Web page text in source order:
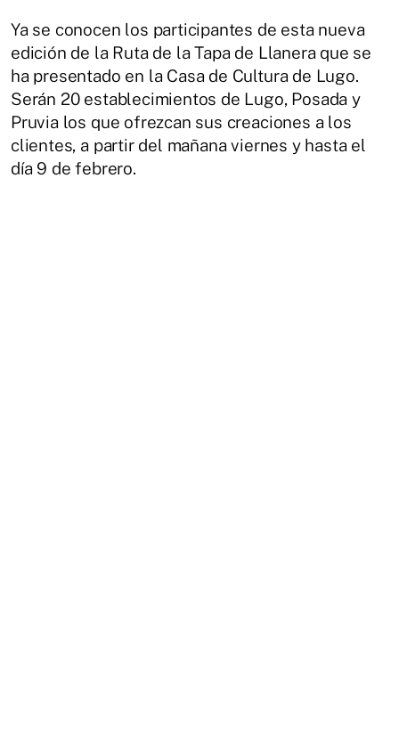
Ya se conocen los participantes de esta nueva
edición de la Ruta de la Tapa de Llanera que se
ha presentado en la Casa de Cultura de Lugo.
Serán 20 establecimientos de Lugo, Posada y
Pruvia los que ofrezcan sus creaciones a los
clientes, a partir del mañana viernes y hasta el
día 9 de febrero.